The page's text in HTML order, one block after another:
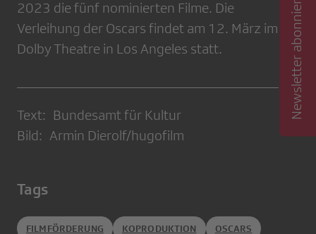
2023 die fünf nominierten Filme. Die
Verleihung der Oscars findet am 12. März im
Dolby Theatre in Los Angeles statt.
Text: Bundesamt für Kultur
Bild: Armin Dierolf/hugofilm
Tags
FILMFÖRDERUNG KOPRODUKTION OSCARS
Newsletter abonnieren